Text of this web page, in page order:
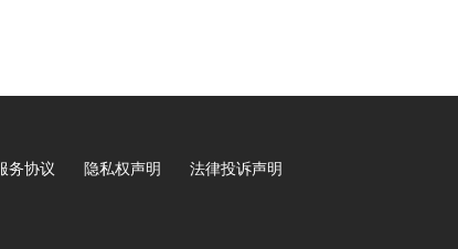
务协议 隐私权声明 法律投诉声明